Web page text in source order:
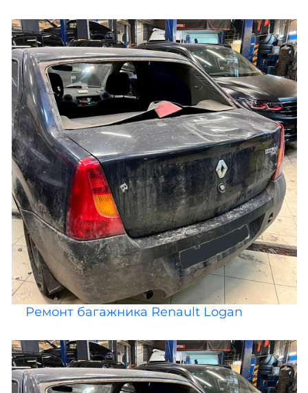
Ремонт багажника Renault Logan